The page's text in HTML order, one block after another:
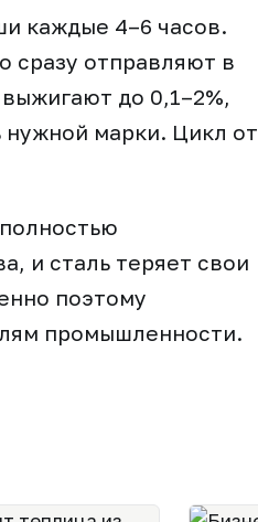
каждые 4–6 часов.
сразу отправляют в
до 0,1–2%,
марки. Цикл от
и сталь теряет свои
поэтому
промышленности.